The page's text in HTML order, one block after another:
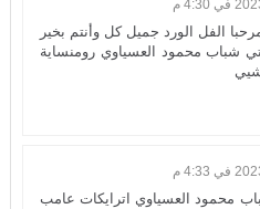
الفل الورد جميل كل وأنتم بخير
شباب محمود العسياوي رومنساية
محمود العسياوي اترايكات عامب